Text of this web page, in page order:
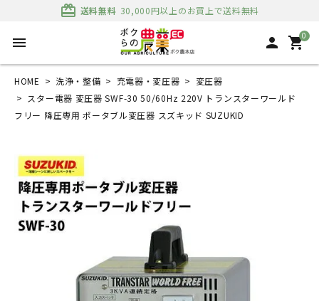
card_giftcard 送料無料 30,000円以上のお買上で送料無料
menu person 0
shopping_cart
HOME 洗浄・整備 充電器・変圧器
変圧器
スター電器 変圧器 SWF-30 50/60Hz 220V トランスターワールド
フリー 降圧専用 ポータブル変圧器 スズキッド SUZUKID